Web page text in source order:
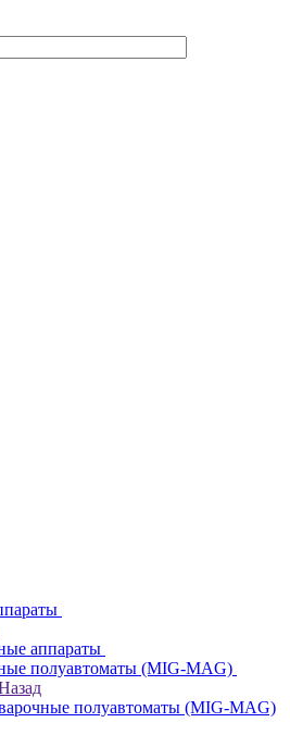
аппараты
полуавтоматы (MIG-MAG)
полуавтоматы (MIG-MAG)